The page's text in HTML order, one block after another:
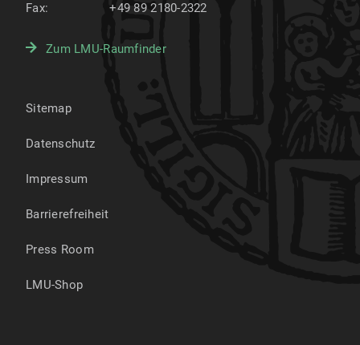
Fax:
+49 89 2180-2322
Zum LMU-Raumfinder
Sitemap
Datenschutz
Impressum
Barrierefreiheit
Press Room
LMU-Shop